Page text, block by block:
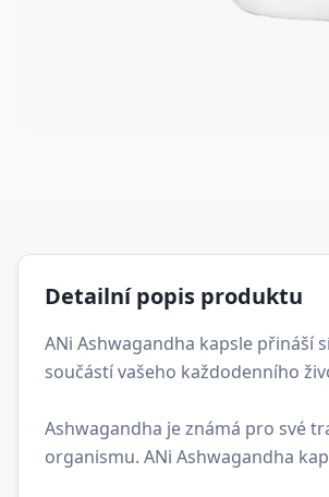
Detailní popis produktu
ANi Ashwagandha kapsle přináší
součástí vašeho každodenního
Ashwagandha je známá pro své
organismu. ANi Ashwagandha